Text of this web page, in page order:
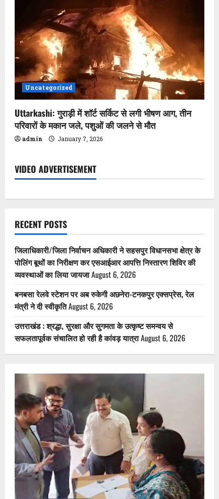
Uncategorized
Uttarkashi: गुराड़ी में शॉर्ट सर्किट से लगी भीषण आग, तीन
परिवारों के मकान जले, पशुओं की जलने से मौत
admin January 7, 2026
VIDEO ADVERTISEMENT
RECENT POSTS
जिलाधिकारी/जिला निर्वाचन अधिकारी ने सहसपुर विधानसभा क्षेत्र के
पोलिंग बूथों का निरीक्षण कर एसआईआर आपत्ति निस्तारण शिविर की
व्यवस्थाओं का लिया जायजाAugust 6, 2026
बनबसा रेलवे स्टेशन पर अब रुकेगी अछनेरा-टनकपुर एक्सप्रेस, रेल
मंत्री ने दी स्वीकृतिAugust 6, 2026
उत्तराखंड : श्रद्धा, सुरक्षा और सुगमता के उत्कृष्ट समन्वय से
सफलतापूर्वक संचालित हो रही है कांवड़ यात्राAugust 6, 2026